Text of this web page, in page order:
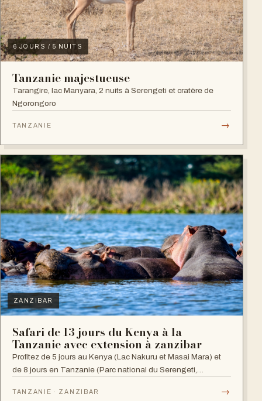
6 JOURS / 5 NUITS
Tanzanie majestueuse
Tarangire, lac Manyara, 2 nuits à Serengeti et cratère de
Ngorongoro
TANZANIE →
ZANZIBAR
Safari de 13 jours du Kenya à la
Tanzanie avec extension à zanzibar
Profitez de 5 jours au Kenya (Lac Nakuru et Masai Mara) et
de 8 jours en Tanzanie (Parc national du Serengeti,
TANZANIE · ZANZIBAR →